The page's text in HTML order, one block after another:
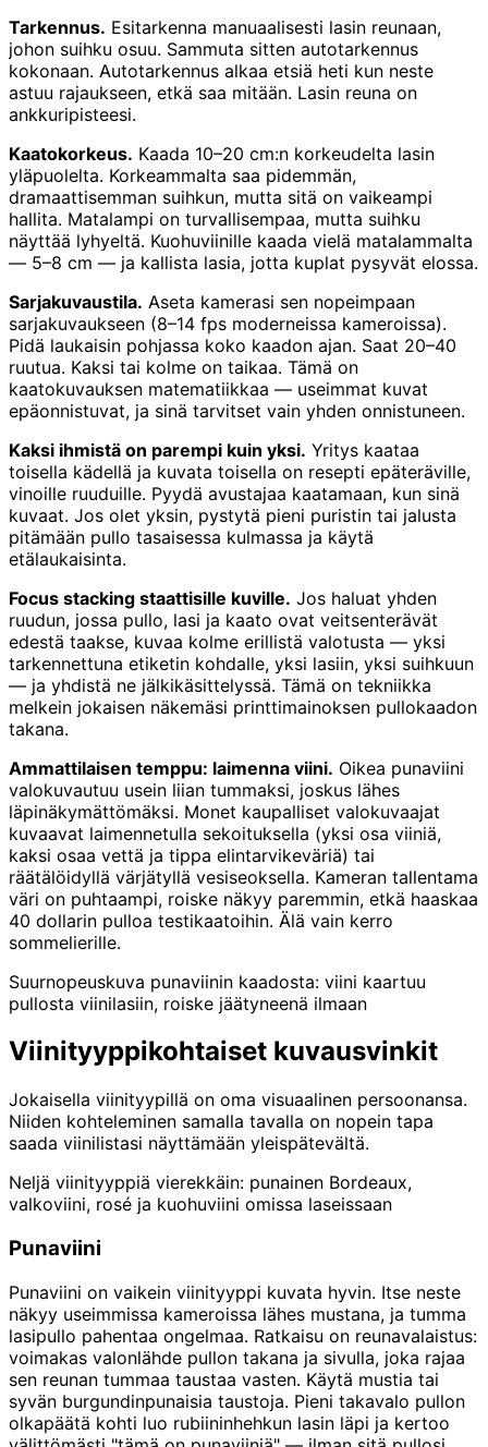
Tarkennus. Esitarkenna manuaalisesti lasin reunaan,
johon suihku osuu. Sammuta sitten autotarkennus
kokonaan. Autotarkennus alkaa etsiä heti kun neste
astuu rajaukseen, etkä saa mitään. Lasin reuna on
ankkuripisteesi.
Kaatokorkeus. Kaada 10–20 cm:n korkeudelta lasin
yläpuolelta. Korkeammalta saa pidemmän,
dramaattisemman suihkun, mutta sitä on vaikeampi
hallita. Matalampi on turvallisempaa, mutta suihku
näyttää lyhyeltä. Kuohuviinille kaada vielä matalammalta
— 5–8 cm — ja kallista lasia, jotta kuplat pysyvät elossa.
Sarjakuvaustila. Aseta kamerasi sen nopeimpaan
sarjakuvaukseen (8–14 fps moderneissa kameroissa).
Pidä laukaisin pohjassa koko kaadon ajan. Saat 20–40
ruutua. Kaksi tai kolme on taikaa. Tämä on
kaatokuvauksen matematiikkaa — useimmat kuvat
epäonnistuvat, ja sinä tarvitset vain yhden onnistuneen.
Kaksi ihmistä on parempi kuin yksi. Yritys kaataa
toisella kädellä ja kuvata toisella on resepti epäteräville,
vinoille ruuduille. Pyydä avustajaa kaatamaan, kun sinä
kuvaat. Jos olet yksin, pystytä pieni puristin tai jalusta
pitämään pullo tasaisessa kulmassa ja käytä
etälaukaisinta.
Focus stacking staattisille kuville. Jos haluat yhden
ruudun, jossa pullo, lasi ja kaato ovat veitsenterävät
edestä taakse, kuvaa kolme erillistä valotusta — yksi
tarkennettuna etiketin kohdalle, yksi lasiin, yksi suihkuun
— ja yhdistä ne jälkikäsittelyssä. Tämä on tekniikka
melkein jokaisen näkemäsi printtimainoksen pullokaadon
takana.
Ammattilaisen temppu: laimenna viini. Oikea punaviini
valokuvautuu usein liian tummaksi, joskus lähes
läpinäkymättömäksi. Monet kaupalliset valokuvaajat
kuvaavat laimennetulla sekoituksella (yksi osa viiniä,
kaksi osaa vettä ja tippa elintarvikeväriä) tai
räätälöidyllä värjätyllä vesiseoksella. Kameran tallentama
väri on puhtaampi, roiske näkyy paremmin, etkä haaskaa
40 dollarin pulloa testikaatoihin. Älä vain kerro
sommelierille.
Suurnopeuskuva punaviinin kaadosta: viini kaartuu
pullosta viinilasiin, roiske jäätyneenä ilmaan
Viinityyppikohtaiset kuvausvinkit
Jokaisella viinityypillä on oma visuaalinen persoonansa.
Niiden kohteleminen samalla tavalla on nopein tapa
saada viinilistasi näyttämään yleispätevältä.
Neljä viinityyppiä vierekkäin: punainen Bordeaux,
valkoviini, rosé ja kuohuviini omissa laseissaan
Punaviini
Punaviini on vaikein viinityyppi kuvata hyvin. Itse neste
näkyy useimmissa kameroissa lähes mustana, ja tumma
lasipullo pahentaa ongelmaa. Ratkaisu on reunavalaistus:
voimakas valonlähde pullon takana ja sivulla, joka rajaa
sen reunan tummaa taustaa vasten. Käytä mustia tai
syvän burgundinpunaisia taustoja. Pieni takavalo pullon
olkapäätä kohti luo rubiininhehkun lasin läpi ja kertoo